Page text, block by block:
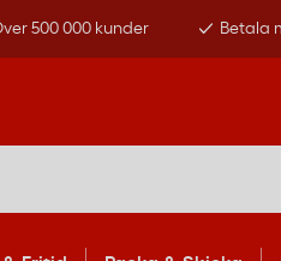
500 000 kunder Betala